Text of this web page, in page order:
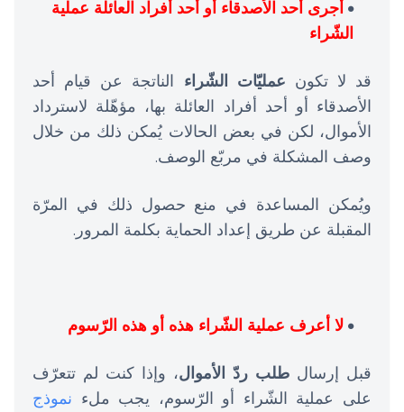
أجرى أحد الأصدقاء أو أحد أفراد العائلة عملية
الشّراء
قد لا تكون عمليّات الشّراء الناتجة عن قيام أحد
الأصدقاء أو أحد أفراد العائلة بها، مؤهّلة لاسترداد
الأموال، لكن في بعض الحالات يُمكن ذلك من خلال
وصف المشكلة في مربّع الوصف.
ويُمكن المساعدة في منع حصول ذلك في المرّة
المقبلة عن طريق إعداد الحماية بكلمة المرور.
لا أعرف عملية الشّراء هذه أو هذه الرّسوم
قبل إرسال طلب ردّ الأموال، وإذا كنت لم تتعرّف
على عملية الشّراء أو الرّسوم، يجب ملء نموذج